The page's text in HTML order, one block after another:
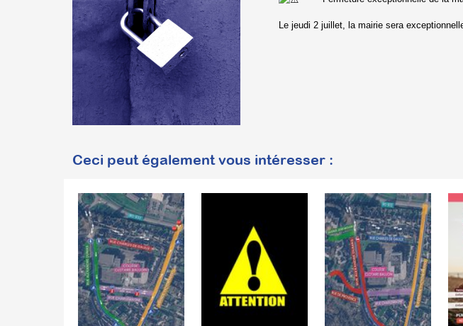
Le jeudi 2 juillet, la mairie sera
Ceci peut également vous intéresser :